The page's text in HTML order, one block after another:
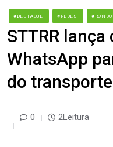
#DESTAQUE #REDES
STTRR
WhatsApp
do transporte
0 2Leitura